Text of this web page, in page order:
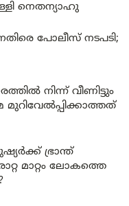
നെതന്യാഹു
പോലീസ് നടപടി;
നിന്ന് വീണിട്ടും
ഭ്രാന്ത്
മാറ്റം ലോകത്തെ